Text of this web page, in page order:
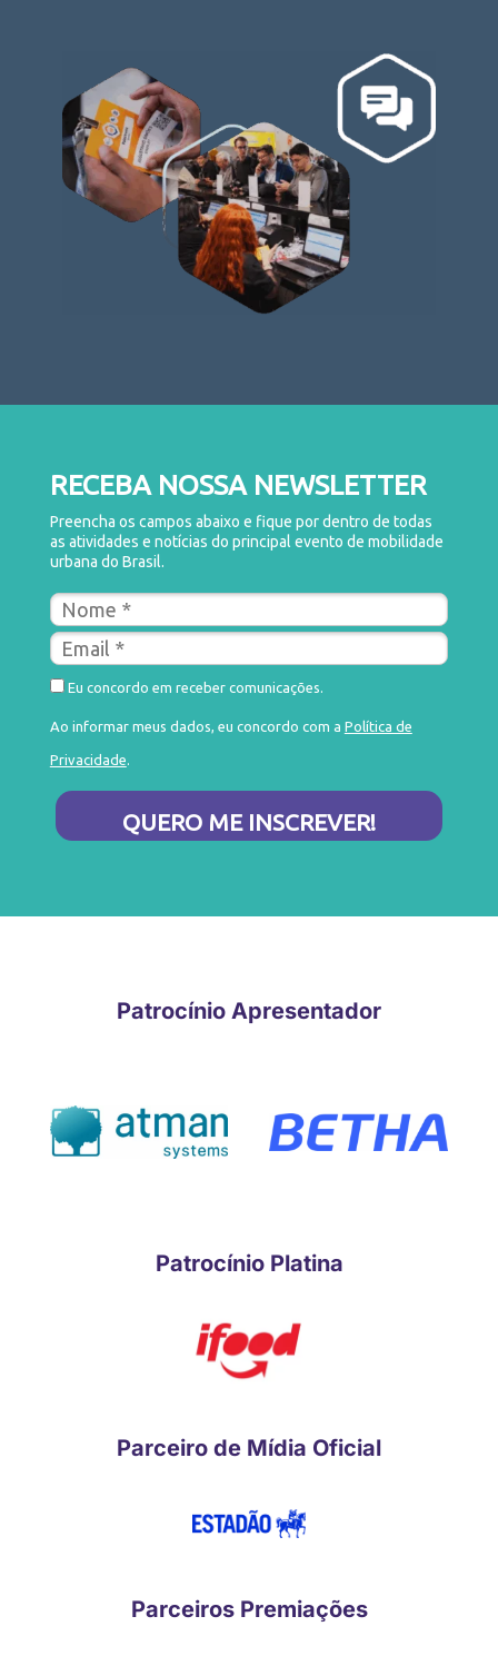
RECEBA NOSSA NEWSLETTER
Preencha os campos abaixo e fique por dentro de todas
as atividades e notícias do principal evento de mobilidade
urbana do Brasil.
Eu concordo em receber comunicações.
Ao informar meus dados, eu concordo com a Política de
Privacidade.
QUERO ME INSCREVER!
Patrocínio Apresentador
Patrocínio Platina
Parceiro de Mídia Oficial
Parceiros Premiações